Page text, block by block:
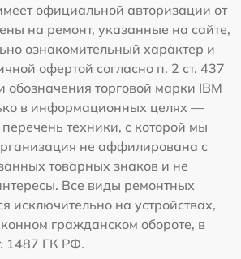
официальной авторизации от
на ремонт, указанные на сайте,
ознакомительный характер и
офертой согласно п. 2 ст. 437
торговой марки IBM
в информационных целях —
техники, с которой мы
не аффилирована с
товарных знаков и не
Все виды ремонтных
исключительно на устройствах,
гражданском обороте, в
1487 ГК РФ.